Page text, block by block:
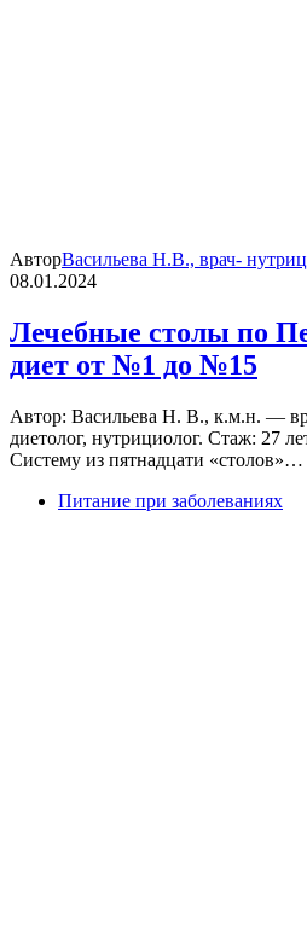
АвторВасильева Н.В., врач-
08.01.2024
Лечебные столы по
диет от №1 до №15
Автор: Васильева Н. В., к.м.н. —
диетолог, нутрициолог. Стаж: 27
Систему из пятнадцати «столов»…
Питание при заболеваниях